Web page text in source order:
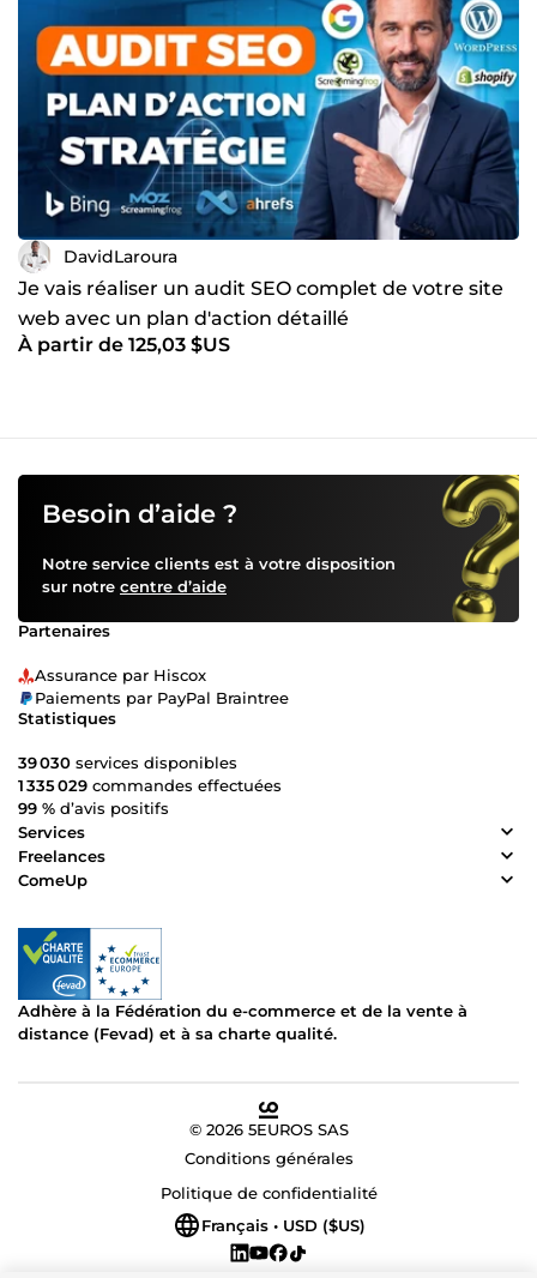
DavidLaroura
Je vais réaliser un audit SEO complet de votre site
web avec un plan d'action détaillé
À partir de 125,03 $US
Besoin d’aide ?
Notre service clients est à votre disposition
sur notre centre d’aide
Partenaires
Assurance par Hiscox
Paiements par PayPal Braintree
Statistiques
39 030 services disponibles
1 335 029 commandes effectuées
99 % d’avis positifs
Services
Freelances
ComeUp
Adhère à la Fédération du e-commerce et de la vente à
distance (Fevad) et à sa charte qualité.
© 2026 5EUROS SAS
Conditions générales
Politique de confidentialité
Français • USD ($US)